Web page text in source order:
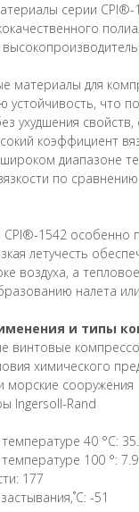
серии CPI®-
материалы для
устойчивость, что
ухудшения
коэффициент
диапазоне
по
CPI®-1542 особенно
летучесть
воздуха, а
налета
и типы
винтовые
химического
морские сооружения
Ingersoll-Rand
40 °С:
100 °: 7.9
177
-51